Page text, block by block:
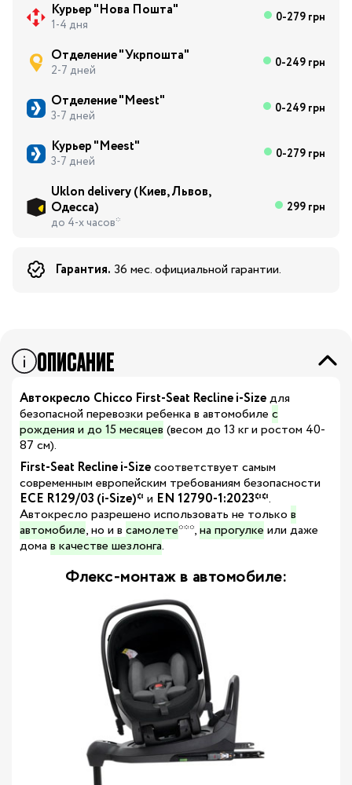
Курьер "Нова Пошта"
1-4 дня 0-279 грн
Отделение "Укрпошта"
2-7 дней 0-249 грн
Отделение "Meest"
3-7 дней 0-249 грн
Курьер "Meest"
3-7 дней 0-279 грн
Uklon delivery (Киев, Львов,
Одесса)
до 4-х часов*
299 грн
Гарантия. 36 мес. официальной гарантии.
ОПИСАНИЕ
Автокресло Chicco First-Seat Recline i-Sizeдля
безопасной перевозки ребенка в автомобиле с
рождения и до 15 месяцев (весом до 13 кг и ростом 40-
87 см).
First-Seat Recline i-Sizeсоответствует самым
современным европейским требованиям безопасности
ECE R129/03 (i-Size)* и EN 12790-1:2023**.
Автокресло разрешено использовать не только в
автомобиле, но и в самолете***,на прогулке или даже
дома в качестве шезлонга.
Флекс-монтаж в автомобиле: